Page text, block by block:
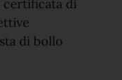
certificata di
di bollo